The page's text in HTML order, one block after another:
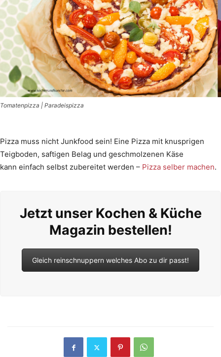
Tomatenpizza | Paradeispizza
Pizza muss nicht Junkfood sein! Eine Pizza mit knusprigen
Teigboden, saftigen Belag und geschmolzenen Käse
kann einfach selbst zubereitet werden – Pizza selber machen.
Jetzt unser Kochen & Küche
Magazin bestellen!
Gleich reinschnuppern welches Abo zu dir passt!